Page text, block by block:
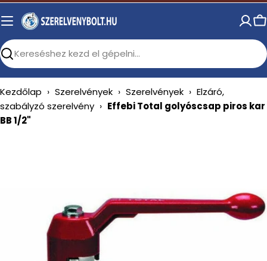
Skip
to
Search
Kezdőlap › Szerelvények › Szerelvények › Elzáró,
szabályzó szerelvény › Effebi Total golyóscsap piros kar
BB 1/2"